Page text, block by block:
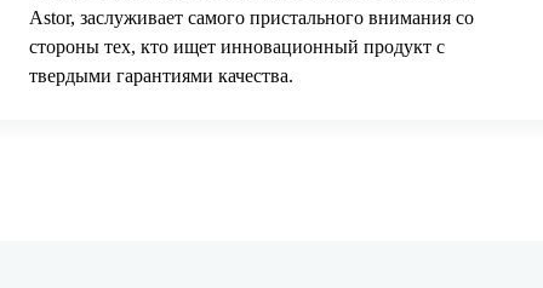
Astor, заслуживает самого пристального внимания со
стороны тех, кто ищет инновационный продукт с
твердыми гарантиями качества.